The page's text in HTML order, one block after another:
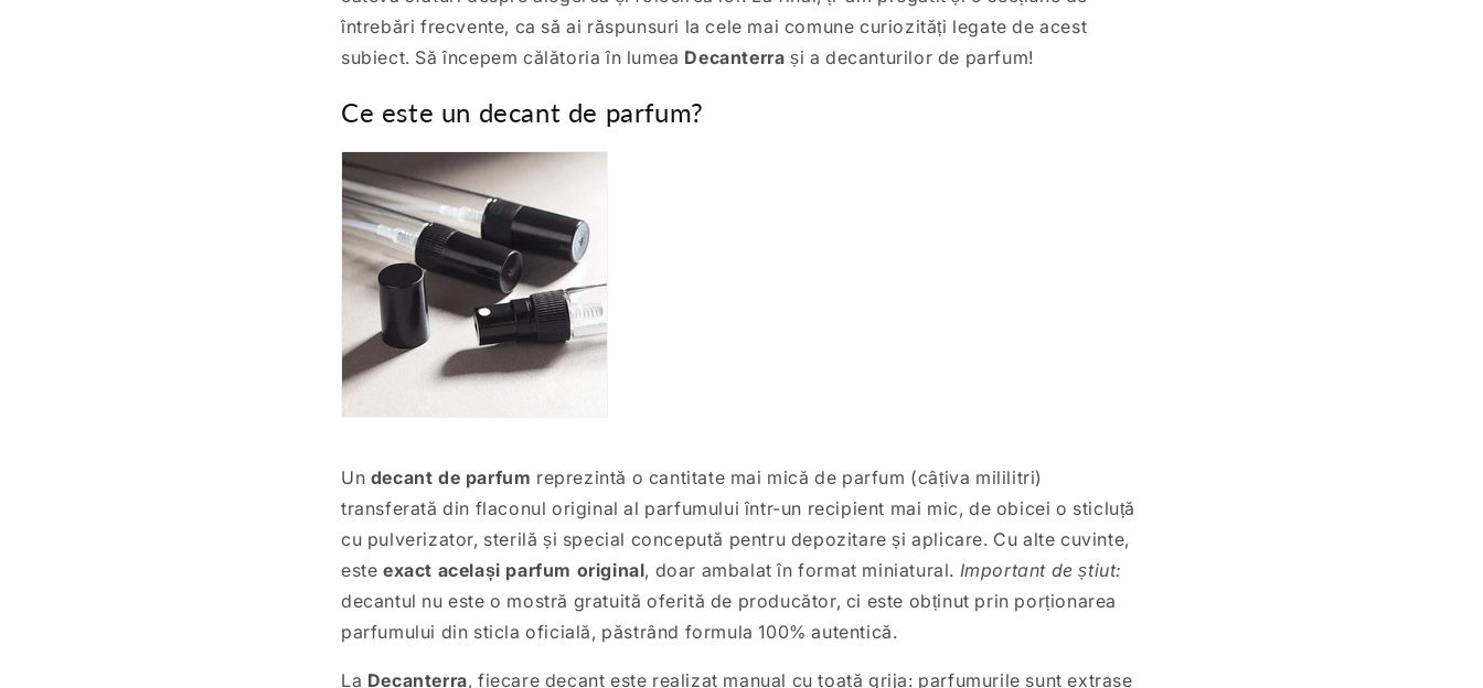
întrebări frecvente, ca să ai răspunsuri la cele mai comune curiozități legate de acest
subiect. Să începem călătoria în lumea Decanterra și a decanturilor de parfum!
Ce este un decant de parfum?
Un decant de parfum reprezintă o cantitate mai mică de parfum (câțiva mililitri)
transferată din flaconul original al parfumului într-un recipient mai mic, de obicei o sticluță
cu pulverizator, sterilă și special concepută pentru depozitare și aplicare. Cu alte cuvinte,
este exact același parfum original, doar ambalat în format miniatural. Important de știut:
decantul nu este o mostră gratuită oferită de producător, ci este obținut prin porționarea
parfumului din sticla oficială, păstrând formula 100% autentică.
La Decanterra, fiecare decant este realizat manual cu toată grija: parfumurile sunt extrase